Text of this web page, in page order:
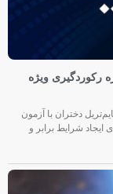
رکوردگیری ویژه
دختران با آزمون
شرایط برابر و